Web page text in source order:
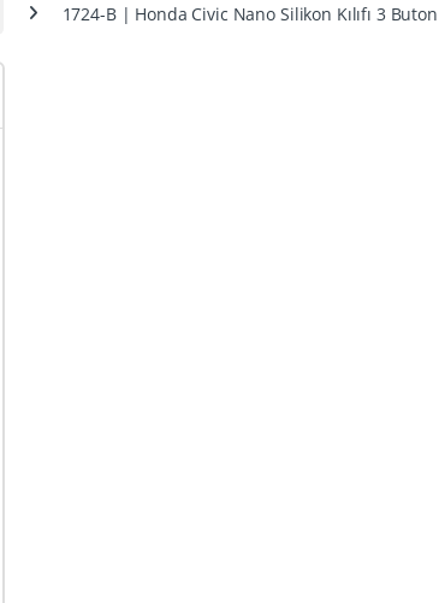
1724-B | Honda Civic Nano Silikon Kılıfı 3 Buton